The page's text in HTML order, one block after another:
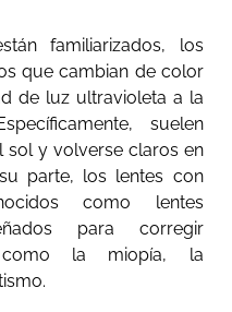
familiarizados, los
que cambian de color
de luz ultravioleta a la
suelen
sol y volverse claros en
parte, los lentes con
como lentes
para corregir
la miopía, la